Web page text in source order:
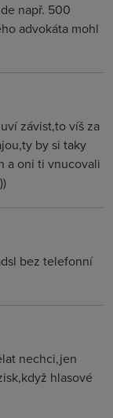
např. 500
advokáta mohl
závist,to víš za
by si taky
a oni ti vnucovali
bez telefonní
nechci,jen
hlasové